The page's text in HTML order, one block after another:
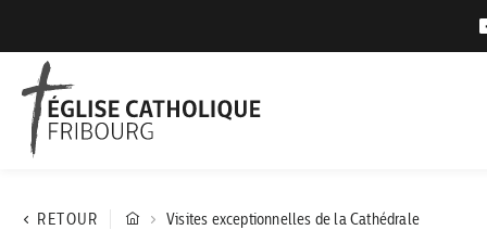
RETOUR Visites exceptionnelles de la Cathédrale